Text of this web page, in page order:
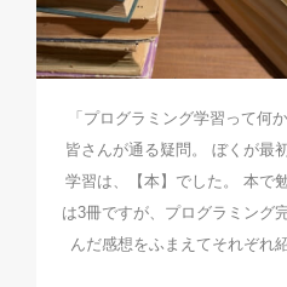
「プログラミング学習って何
皆さんが通る疑問。 ぼくが最
学習は、【本】でした。 本で
は3冊ですが、プログラミング
んだ感想をふまえてそれぞれ